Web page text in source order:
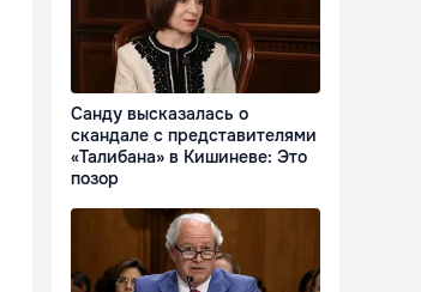
Санду высказалась о
скандале с представителями
«Талибана» в Кишиневе: Это
позор